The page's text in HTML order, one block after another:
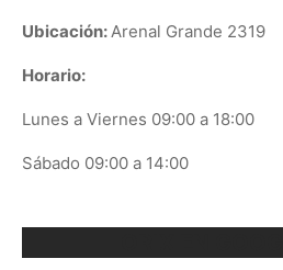
Ubicación:Arenal Grande 2319
Horario:
Lunes a Viernes 09:00 a 18:00
Sábado 09:00 a 14:00